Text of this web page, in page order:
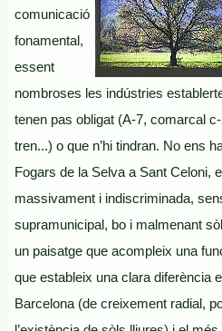
comunicació
fonamental,
essent
nombroses les indústries
tenen pas obligat (A-7, comarcal
tren...) o que n’hi tindran. No ens
Fogars de la Selva a Sant Celoni,
massivament i indiscriminada,
supramunicipal, bo i malmenant
un paisatge que acompleix una
que estableix una clara diferència
Barcelona (de creixement radial,